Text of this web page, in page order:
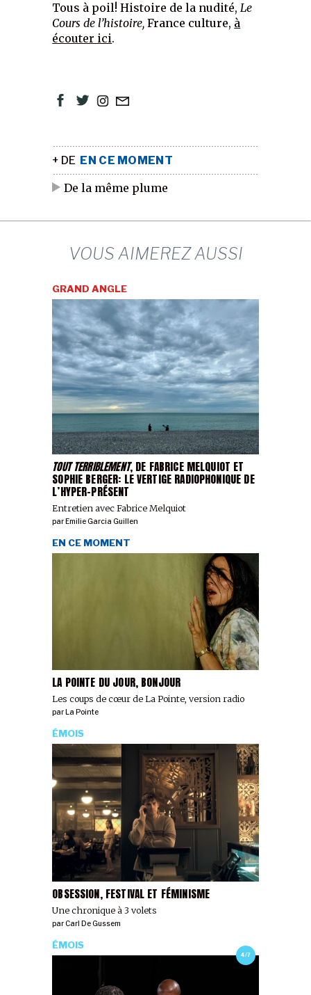
Tous à poil! Histoire de la nudité,Le
Cours de l’histoire,France culture, à
écouter ici.
+ DE EN CE MOMENT
De la même plume
VOUS AIMEREZ AUSSI
TOUT TERRIBLEMENT, DE FABRICE MELQUIOT ET
SOPHIE BERGER: LE VERTIGE RADIOPHONIQUE DE
L’HYPER-PRÉSENT
Entretien avec Fabrice Melquiot
GRAND ANGLE
par Emilie Garcia Guillen
LA POINTE DU JOUR, BONJOUR
Les coups de cœur de La Pointe, version radio
EN CE MOMENT
parLa Pointe
OBSESSION, FESTIVAL ET FÉMINISME
Une chronique à 3 volets
ÉMOIS
parCarl De Gussem
4/7
ÉMOIS